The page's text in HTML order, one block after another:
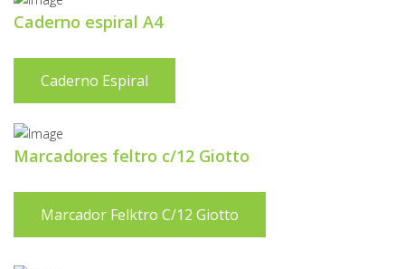
Caderno espiral A4
Caderno Espiral
Marcadores feltro c/12 Giotto
Marcador Felktro C/12 Giotto